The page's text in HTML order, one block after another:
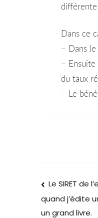
différente
Dans ce
– Dans le
– Ensuite
du taux
– Le
Le SIRET de
quand j’édite
un grand livre.